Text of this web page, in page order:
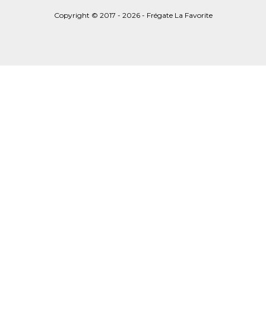
Copyright © 2017 - 2026 - Frégate La Favorite